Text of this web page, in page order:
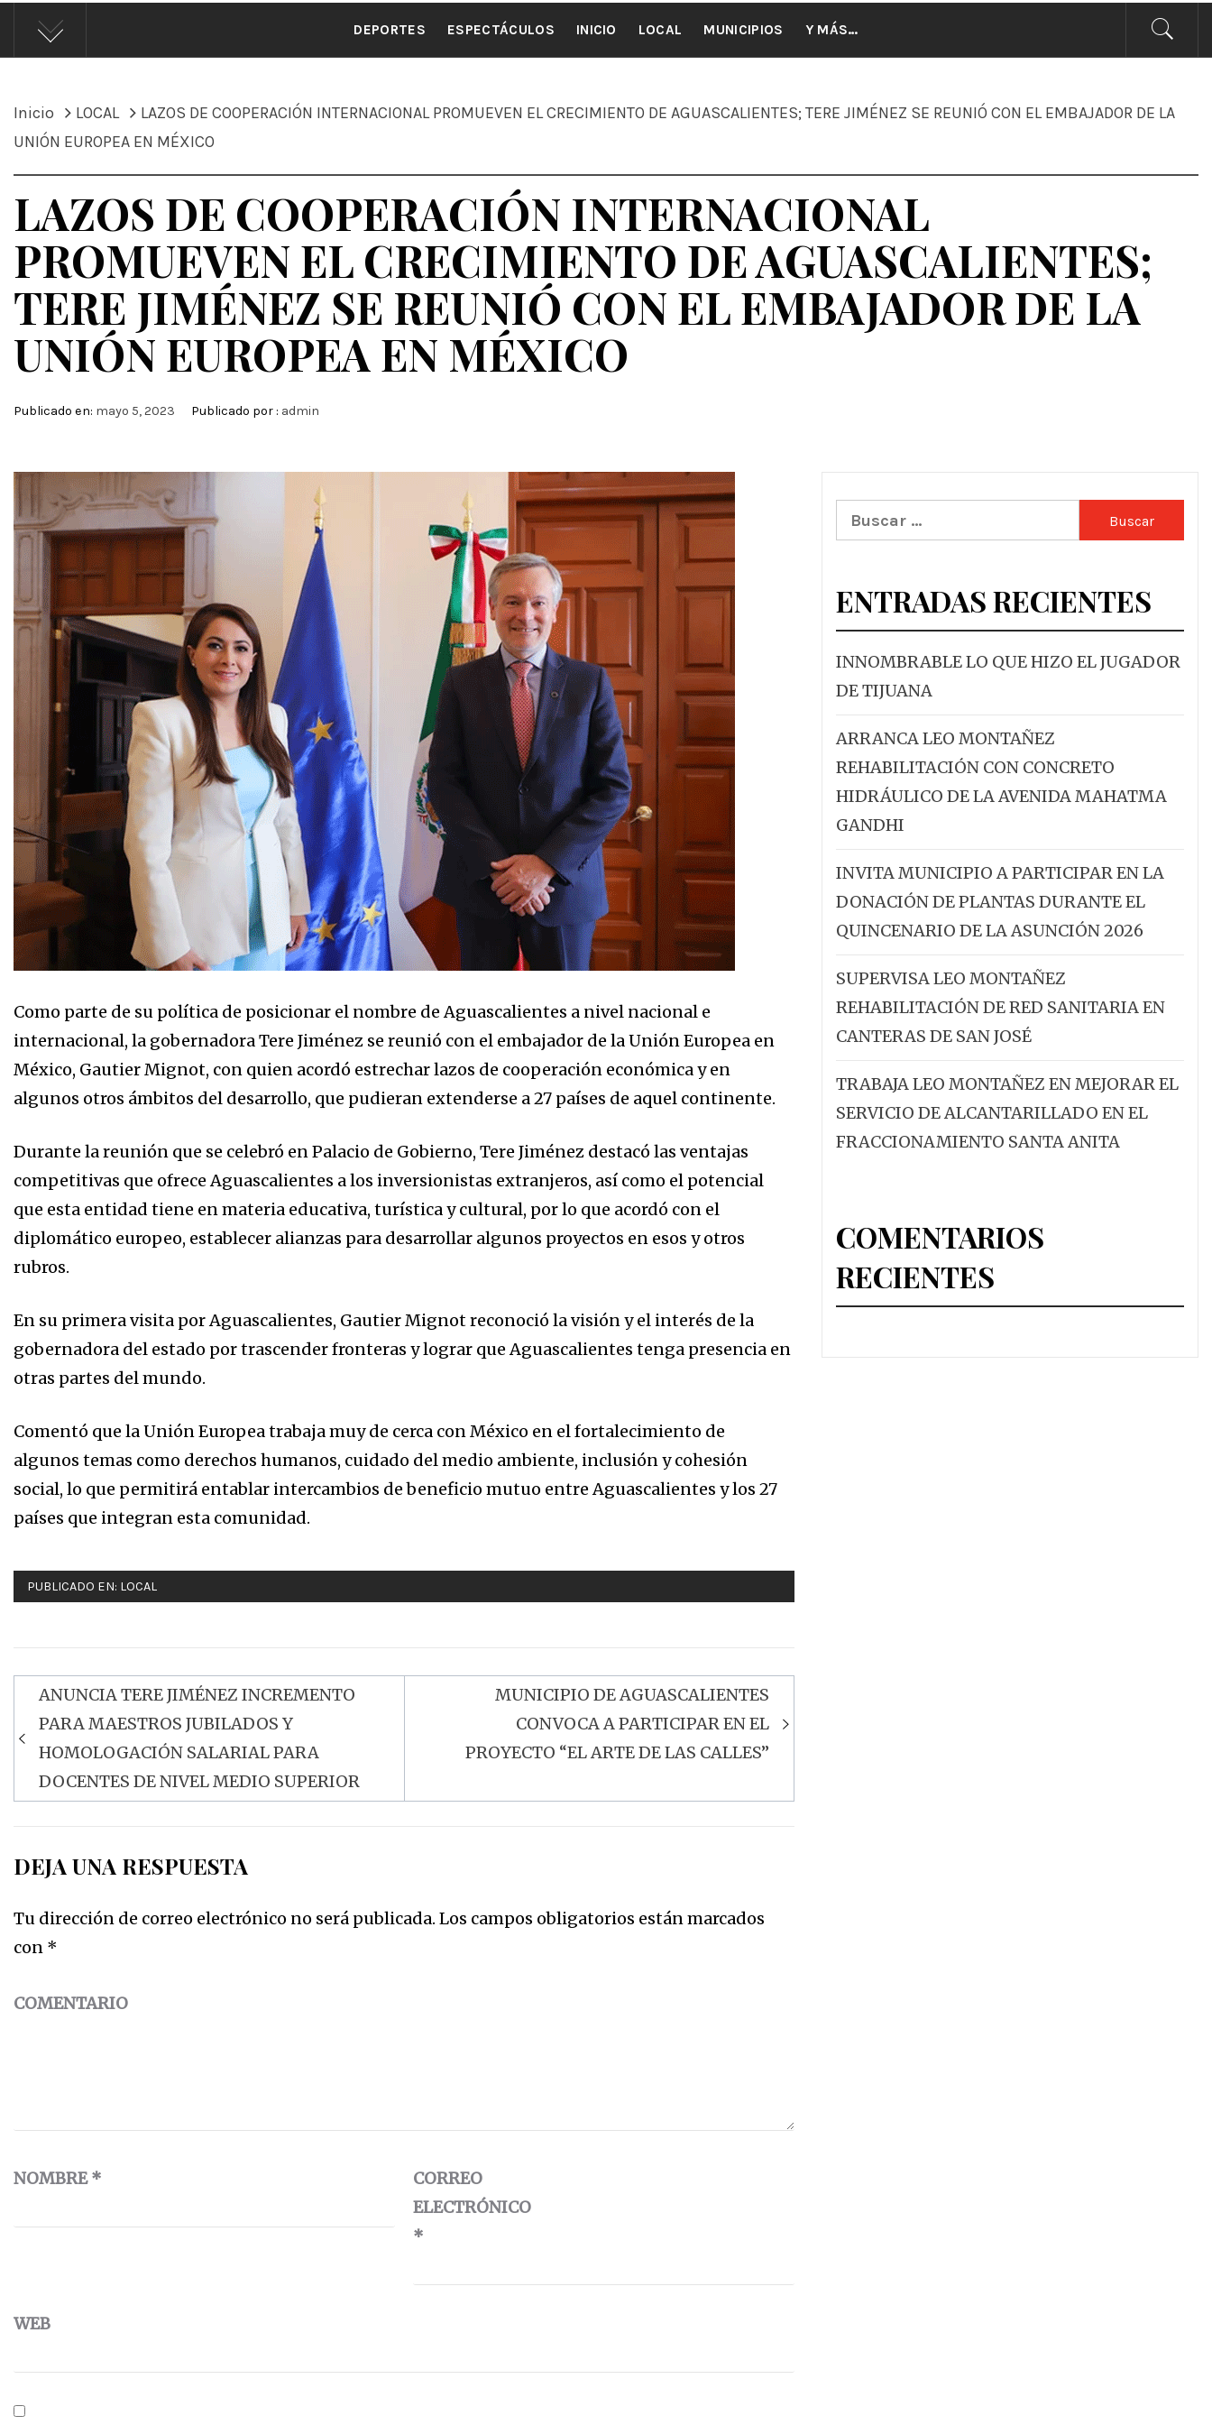
ÁNDALE NOTICIAS
DEPORTES ESPECTÁCULOS INICIO LOCAL MUNICIPIOS Y MÁS…
Inicio LOCAL
LAZOS DE COOPERACIÓN INTERNACIONAL PROMUEVEN EL CRECIMIENTO DE AGUASCALIENTES; TERE JIMÉNEZ SE REUNIÓ CON EL EMBAJADOR DE LA
UNIÓN EUROPEA EN MÉXICO
LAZOS DE COOPERACIÓN INTERNACIONAL
PROMUEVEN EL CRECIMIENTO DE AGUASCALIENTES;
TERE JIMÉNEZ SE REUNIÓ CON EL EMBAJADOR DE LA
UNIÓN EUROPEA EN MÉXICO
Publicado en: mayo 5, 2023 Publicado por : admin
Como parte de su política de posicionar el nombre de Aguascalientes a nivel nacional e
internacional, la gobernadora Tere Jiménez se reunió con el embajador de la Unión Europea en
México, Gautier Mignot, con quien acordó estrechar lazos de cooperación económica y en
algunos otros ámbitos del desarrollo, que pudieran extenderse a 27 países de aquel continente.
Durante la reunión que se celebró en Palacio de Gobierno, Tere Jiménez destacó las ventajas
competitivas que ofrece Aguascalientes a los inversionistas extranjeros, así como el potencial
que esta entidad tiene en materia educativa, turística y cultural, por lo que acordó con el
diplomático europeo, establecer alianzas para desarrollar algunos proyectos en esos y otros
rubros.
En su primera visita por Aguascalientes, Gautier Mignot reconoció la visión y el interés de la
gobernadora del estado por trascender fronteras y lograr que Aguascalientes tenga presencia en
otras partes del mundo.
Comentó que la Unión Europea trabaja muy de cerca con México en el fortalecimiento de
algunos temas como derechos humanos, cuidado del medio ambiente, inclusión y cohesión
social, lo que permitirá entablar intercambios de beneficio mutuo entre Aguascalientes y los 27
países que integran esta comunidad.
PUBLICADO EN: LOCAL
Navegación
de
entradas
ANUNCIA TERE JIMÉNEZ INCREMENTO
PARA MAESTROS JUBILADOS Y
HOMOLOGACIÓN SALARIAL PARA
DOCENTES DE NIVEL MEDIO SUPERIOR
MUNICIPIO DE AGUASCALIENTES
CONVOCA A PARTICIPAR EN EL
PROYECTO “EL ARTE DE LAS CALLES”
DEJA UNA RESPUESTA
Tu dirección de correo electrónico no será publicada. Los campos obligatorios están marcados
con *
COMENTARIO
NOMBRE*
CORREO
ELECTRÓNICO
*
WEB
Buscar:
ENTRADAS RECIENTES
INNOMBRABLE LO QUE HIZO EL JUGADOR
DE TIJUANA
ARRANCA LEO MONTAÑEZ
REHABILITACIÓN CON CONCRETO
HIDRÁULICO DE LA AVENIDA MAHATMA
GANDHI
INVITA MUNICIPIO A PARTICIPAR EN LA
DONACIÓN DE PLANTAS DURANTE EL
QUINCENARIO DE LA ASUNCIÓN 2026
SUPERVISA LEO MONTAÑEZ
REHABILITACIÓN DE RED SANITARIA EN
CANTERAS DE SAN JOSÉ
TRABAJA LEO MONTAÑEZ EN MEJORAR EL
SERVICIO DE ALCANTARILLADO EN EL
FRACCIONAMIENTO SANTA ANITA
COMENTARIOS
RECIENTES